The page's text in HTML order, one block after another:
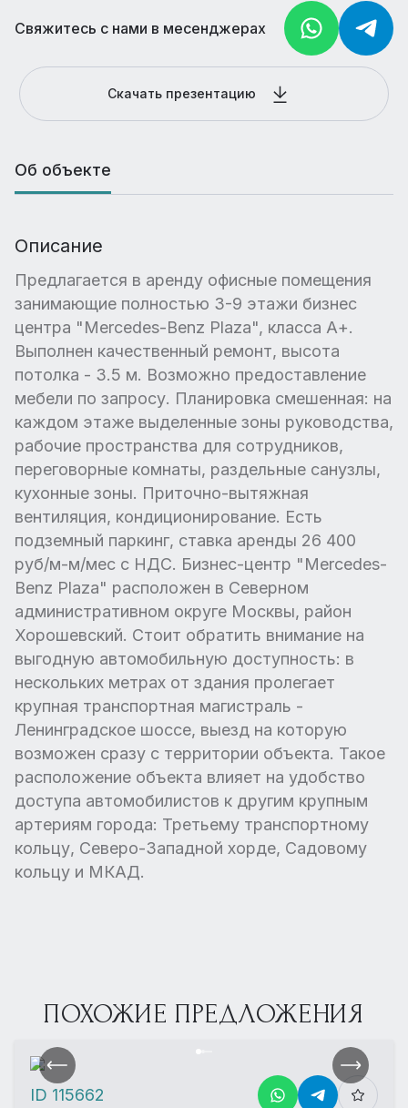
Свяжитесь с нами в месенджерах
Скачать презентацию
Об объекте
Описание
Предлагается в аренду офисные помещения
занимающие полностью 3-9 этажи бизнес
центра "Mercedes-Benz Plaza", класса А+.
Выполнен качественный ремонт, высота
потолка - 3.5 м. Возможно предоставление
мебели по запросу. Планировка смешенная: на
каждом этаже выделенные зоны руководства,
рабочие пространства для сотрудников,
переговорные комнаты, раздельные санузлы,
кухонные зоны. Приточно-вытяжная
вентиляция, кондиционирование. Есть
подземный паркинг, ставка аренды 26 400
руб/м-м/мес с НДС. Бизнес-центр "Mercedes-
Benz Plaza" расположен в Северном
административном округе Москвы, район
Хорошевский. Стоит обратить внимание на
выгодную автомобильную доступность: в
нескольких метрах от здания пролегает
крупная транспортная магистраль -
Ленинградское шоссе, выезд на которую
возможен сразу с территории объекта. Такое
расположение объекта влияет на удобство
доступа автомобилистов к другим крупным
артериям города: Третьему транспортному
кольцу, Северо-Западной хорде, Садовому
кольцу и МКАД.
ПОХОЖИЕ ПРЕДЛОЖЕНИЯ
ID 115662